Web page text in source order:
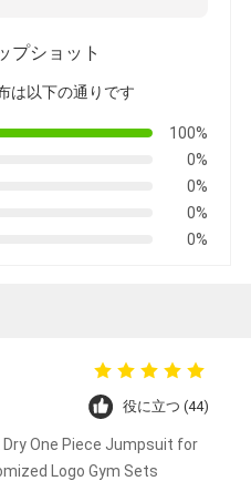
プショット
は以下の通りです
100%
0%
0%
0%
0%
役に立つ (44)
One Piece Jumpsuit for
Logo Gym Sets